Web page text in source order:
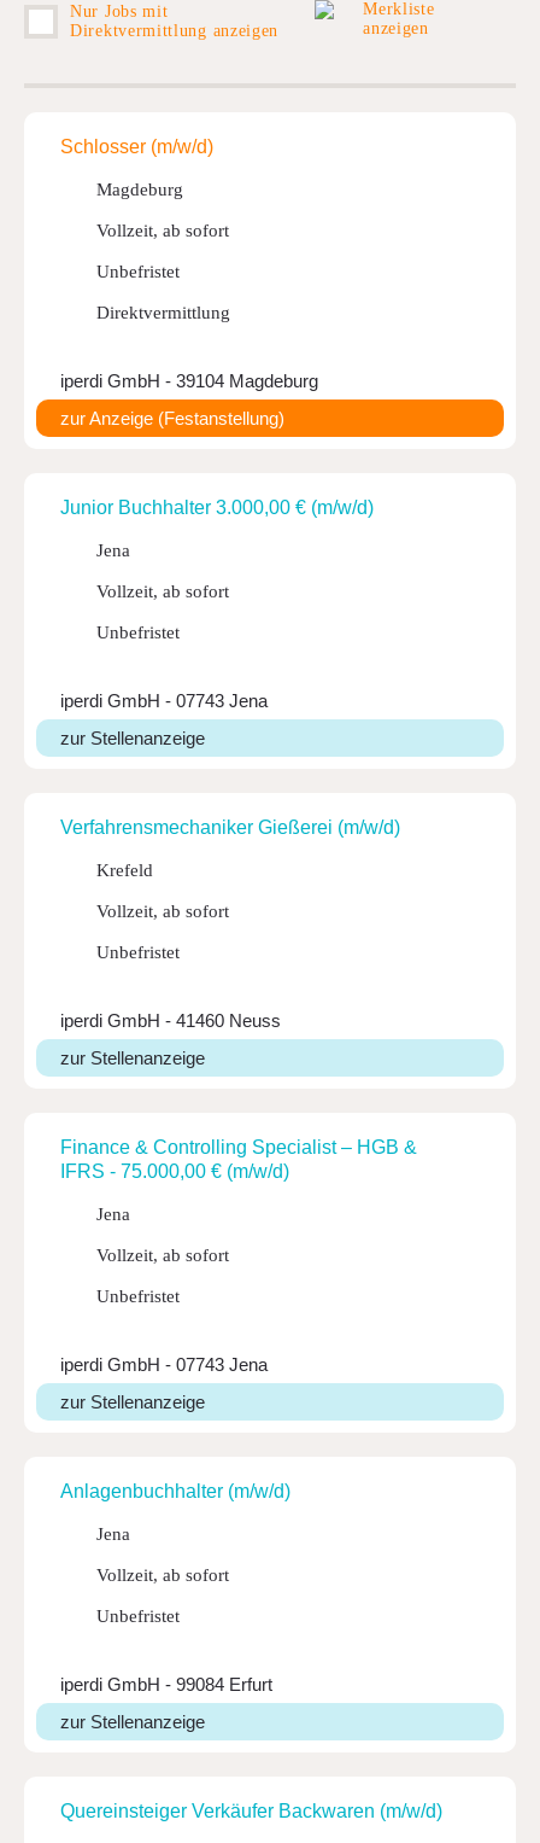
Nur Jobs mit
Direktvermittlung anzeigen
Merkliste
anzeigen
Schlosser (m/w/d)
Magdeburg
Vollzeit, ab sofort
Unbefristet
Direktvermittlung
iperdi GmbH - 39104 Magdeburg
zur Anzeige (Festanstellung)
Junior Buch­halter 3.000,00 € (m/w/d)
Jena
Vollzeit, ab sofort
Unbefristet
iperdi GmbH - 07743 Jena
zur Stellenanzeige
Verfah­rens­me­cha­niker Gießerei (m/w/d)
Krefeld
Vollzeit, ab sofort
Unbefristet
iperdi GmbH - 41460 Neuss
zur Stellenanzeige
Finance & Control­ling Specia­list – HGB &
IFRS - 75.000,00 € (m/w/d)
Jena
Vollzeit, ab sofort
Unbefristet
iperdi GmbH - 07743 Jena
zur Stellenanzeige
Anla­gen­buch­halter (m/w/d)
Jena
Vollzeit, ab sofort
Unbefristet
iperdi GmbH - 99084 Erfurt
zur Stellenanzeige
Quer­ein­steiger Verkäufer Back­waren (m/w/d)
Datenschutz